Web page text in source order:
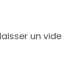
un vide